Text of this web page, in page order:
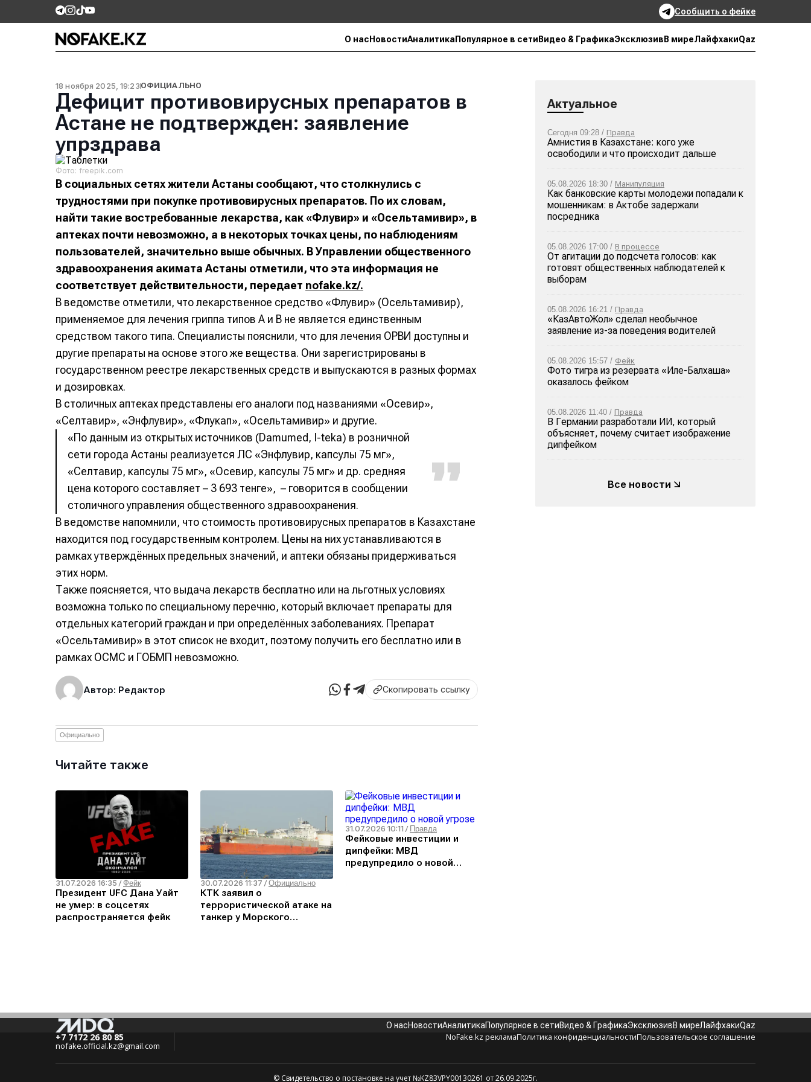
Сообщить о фейке
О нас НовостиАналитика Популярное в сети Видео & ГрафикаЭксклюзив В миреЛайфхакиQaz
18 ноября 2025, 19:23ОФИЦИАЛЬНО
Дефицит противовирусных препаратов в
Астане не подтвержден: заявление
упрздрава
Фото: freepik.com
В социальных сетях жители Астаны сообщают, что столкнулись с
трудностями при покупке противовирусных препаратов. По их словам,
найти такие востребованные лекарства, как «Флувир» и «Осельтамивир», в
аптеках почти невозможно, а в некоторых точках цены, по наблюдениям
пользователей, значительно выше обычных. В Управлении общественного
здравоохранения акимата Астаны отметили, что эта информация не
соответствует действительности, передает nofake.kz/.
В ведомстве отметили, что лекарственное средство «Флувир» (Осельтамивир),
применяемое для лечения гриппа типов А и B не является единственным
средством такого типа. Специалисты пояснили, что для лечения ОРВИ доступны и
другие препараты на основе этого же вещества. Они зарегистрированы в
государственном реестре лекарственных средств и выпускаются в разных формах
и дозировках.
В столичных аптеках представлены его аналоги под названиями «Осевир»,
«Селтавир», «Энфлувир», «Флукап», «Осельтамивир» и другие.
«По данным из открытых источников (Damumed, I-teka) в розничной
сети города Астаны реализуется ЛС «Энфлувир, капсулы 75 мг»,
«Селтавир, капсулы 75 мг», «Осевир, капсулы 75 мг» и др. средняя
цена которого составляет – 3 693 тенге», – говорится в сообщении
столичного управления общественного здравоохранения.
В ведомстве напомнили, что стоимость противовирусных препаратов в Казахстане
находится под государственным контролем. Цены на них устанавливаются в
рамках утверждённых предельных значений, и аптеки обязаны придерживаться
этих норм.
Также поясняется, что выдача лекарств бесплатно или на льготных условиях
возможна только по специальному перечню, который включает препараты для
отдельных категорий граждан и при определённых заболеваниях. Препарат
«Осельтамивир» в этот список не входит, поэтому получить его бесплатно или в
рамках ОСМС и ГОБМП невозможно.
Автор: Редактор Скопировать ссылку
Официально
Читайте также
31.07.2026 16:35 /Фейк
Президент UFC Дана Уайт
не умер: в соцсетях
распространяется фейк
30.07.2026 11:37 /Официально
КТК заявил о
террористической атаке на
танкер у Морского
31.07.2026 10:11 / Правда
Фейковые инвестиции и
дипфейки: МВД
предупредило о новой
Актуальное
Сегодня 09:28 / Правда
Амнистия в Казахстане: кого уже
освободили и что происходит дальше
05.08.2026 18:30 / Манипуляция
Как банковские карты молодежи попадали к
мошенникам: в Актобе задержали
посредника
05.08.2026 17:00 / В процессе
От агитации до подсчета голосов: как
готовят общественных наблюдателей к
выборам
05.08.2026 16:21 / Правда
«КазАвтоЖол» сделал необычное
заявление из-за поведения водителей
05.08.2026 15:57 / Фейк
Фото тигра из резервата «Иле-Балхаша»
оказалось фейком
05.08.2026 11:40 / Правда
В Германии разработали ИИ, который
объясняет, почему считает изображение
дипфейком
Все новости
О насНовостиАналитикаПопулярное в сетиВидео & ГрафикаЭксклюзивВ миреЛайфхакиQaz
+7 7172 26 80 85
nofake.official.kz@gmail.com
NoFake.kz рекламаПолитика конфиденциальностиПользовательское соглашение
© Свидетельство о постановке на учет №KZ83VPY00130261 от 26.09.2025г.